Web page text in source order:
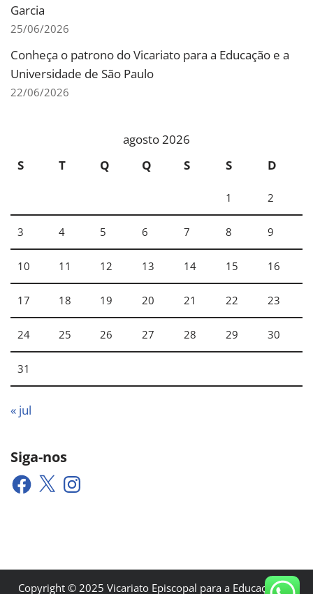
Garcia
25/06/2026
Conheça o patrono do Vicariato para a Educação e a
Universidade de São Paulo
22/06/2026
agosto 2026
S
T Q Q S S D
1 2
3 4 5 6 7 8 9
10 11 12 13 14 15 16
17 18 19 20 21 22 23
24 25 26 27 28 29 30
31
« jul
Siga-nos
Copyright © 2025 Vicariato Episcopal para a Educação e a